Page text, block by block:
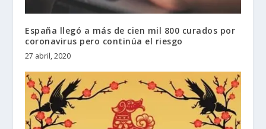
España llegó a más de cien mil 800 curados por
coronavirus pero continúa el riesgo
27 abril, 2020